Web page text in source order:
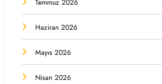
Temmuz 2026
Haziran 2026
Mayıs 2026
Nisan 2026